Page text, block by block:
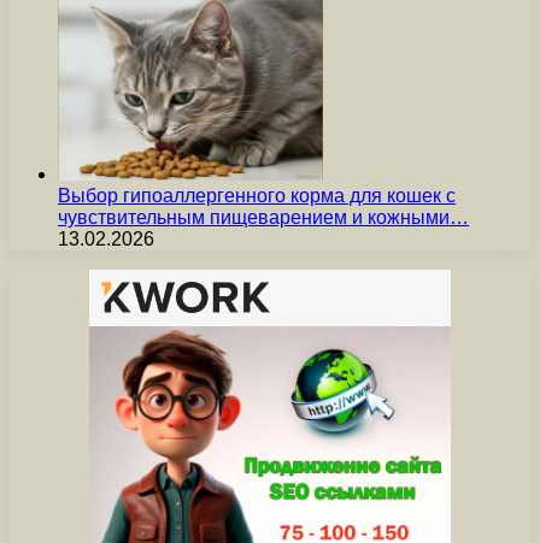
Выбор гипоаллергенного корма для кошек с
чувствительным пищеварением и кожными…
13.02.2026